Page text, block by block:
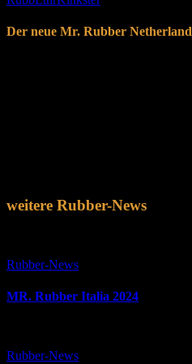
Der neue Mr. Rubber Netherland
weitere Rubber-News
Rubber-News
MR. Rubber Italia 2024
Rubber-News